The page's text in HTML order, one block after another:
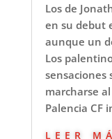
Los de
en su debut
aunque un
Los
sensaciones
marcharse
Palencia CF
leer